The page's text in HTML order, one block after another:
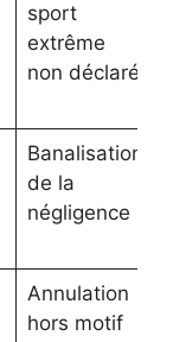
sport
extrême
non déclaré
Banalisation
de la
négligence
Annulation
hors motif